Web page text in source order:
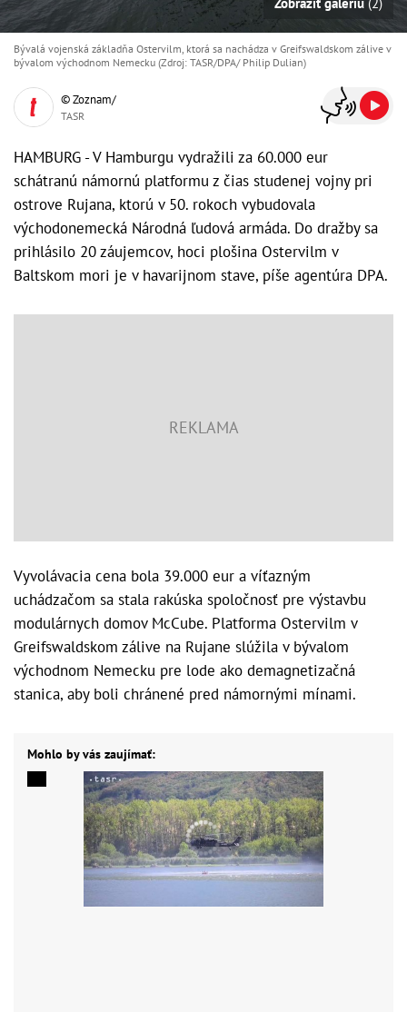
Bývalá vojenská základňa Ostervilm, ktorá sa nachádza v Greifswaldskom zálive v
bývalom východnom Nemecku (Zdroj: TASR/DPA/ Philip Dulian)
© Zoznam/
TASR
HAMBURG - V Hamburgu vydražili za 60.000 eur
schátranú námornú platformu z čias studenej vojny pri
ostrove Rujana, ktorú v 50. rokoch vybudovala
východonemecká Národná ľudová armáda. Do dražby sa
prihlásilo 20 záujemcov, hoci plošina Ostervilm v
Baltskom mori je v havarijnom stave, píše agentúra DPA.
Vyvolávacia cena bola 39.000 eur a víťazným
uchádzačom sa stala rakúska spoločnosť pre výstavbu
modulárnych domov McCube. Platforma Ostervilm v
Greifswaldskom zálive na Rujane slúžila v bývalom
východnom Nemecku pre lode ako demagnetizačná
stanica, aby boli chránené pred námornými mínami.
Mohlo by vás zaujímať: